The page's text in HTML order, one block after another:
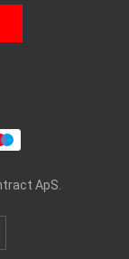
ApS.